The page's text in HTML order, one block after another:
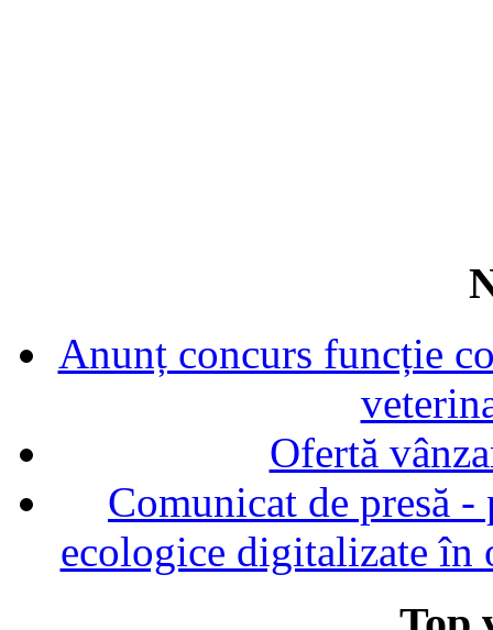
Anunț concurs funcție
Ofertă
Comunicat de presă
ecologice digitalizate în